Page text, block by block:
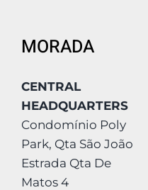
MORADA
CENTRAL
HEADQUARTERS
Condomínio Poly
Park, Qta São João
Estrada Qta De
Matos 4